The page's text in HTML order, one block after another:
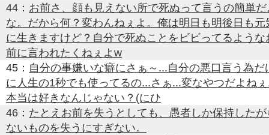
44： お前さ、顔も見えない所で死ぬって言うの簡単だ
な。だから何？変わんねぇよ。俺は明日も明後日も元
に生きますけど？自分で死ぬことをビビってるような
前に言われたくねぇよw
45： 自分の事嫌いな癖にさぁ～...自分の悪口言う為だ
に人生の1秒でも使ってるの...さぁ...変なやつだよね
本当は好きなんじゃない？(にひ
46： たとえお前を失うとしても、愚者しか保持したが
ないものを失うにすぎない。